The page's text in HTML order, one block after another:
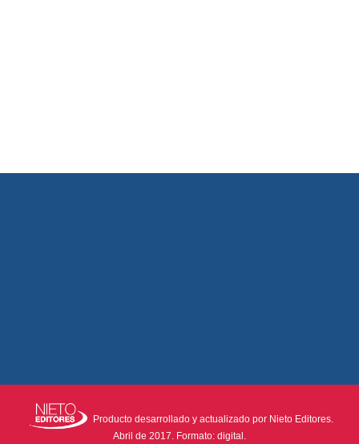
Producto desarrollado y actualizado por Nieto Editores.
Abril de 2017. Formato: digital.